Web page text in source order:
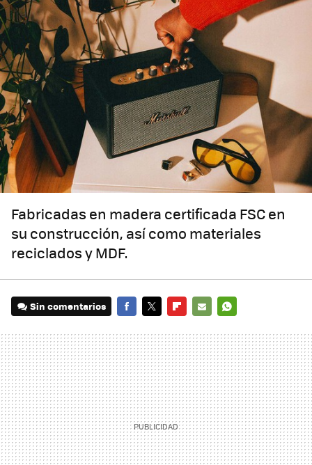
Fabricadas en madera certificada FSC en
su construcción, así como materiales
reciclados y MDF.
Sin comentarios
MAIL